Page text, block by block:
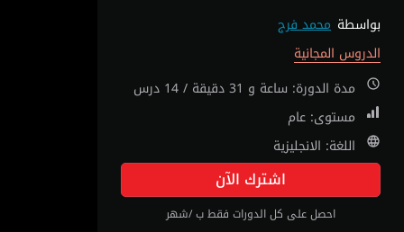
بواسطة محمد فرج
الدروس المجانية
مدة الدورة: ساعة و 31 دقيقة / 14 درس
مستوى: عام
اللغة: الانجليزية
اشترك الآن
احصل على كل الدورات فقط ب /شهر